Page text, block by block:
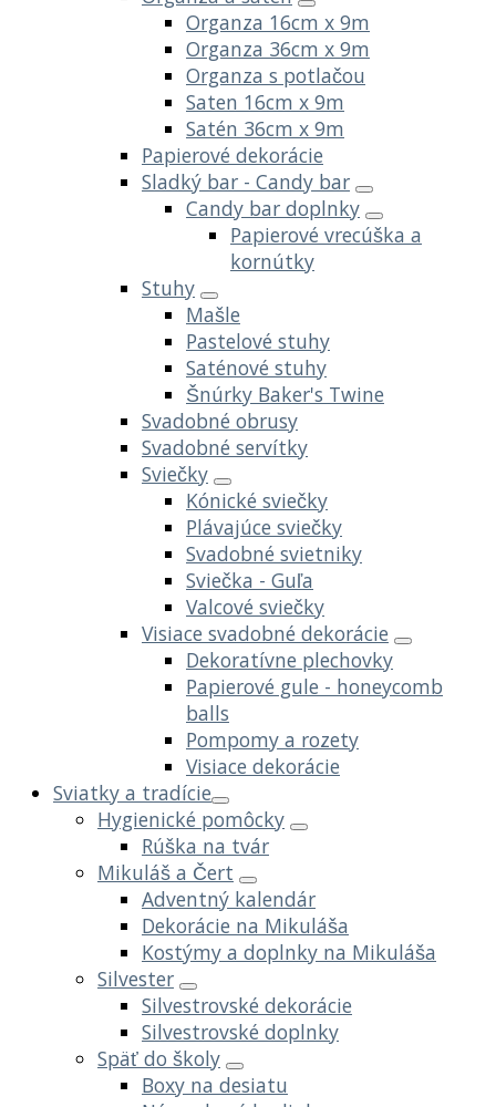
Organza 16cm x 9m
Organza 36cm x 9m
Organza s potlačou
Saten 16cm x 9m
Satén 36cm x 9m
Papierové dekorácie
Sladký bar - Candy bar
Candy bar doplnky
Papierové vrecúška a
kornútky
Stuhy
Mašle
Pastelové stuhy
Saténové stuhy
Šnúrky Baker's Twine
Svadobné obrusy
Svadobné servítky
Sviečky
Kónické sviečky
Plávajúce sviečky
Svadobné svietniky
Sviečka - Guľa
Valcové sviečky
Visiace svadobné dekorácie
Dekoratívne plechovky
Papierové gule - honeycomb
balls
Pompomy a rozety
Visiace dekorácie
Sviatky a tradície
Hygienické pomôcky
Rúška na tvár
Mikuláš a Čert
Adventný kalendár
Dekorácie na Mikuláša
Kostýmy a doplnky na Mikuláša
Silvester
Silvestrovské dekorácie
Silvestrovské doplnky
Späť do školy
Boxy na desiatu